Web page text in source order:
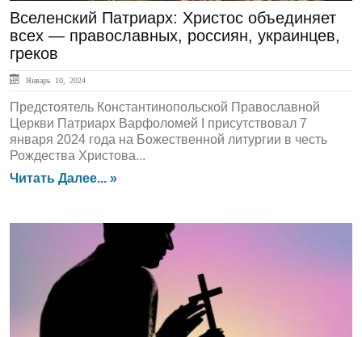
Вселенский Патриарх: Христос объединяет
всех — православных, россиян, украинцев,
греков
Январь 10, 2024
Предстоятель Константинопольской Православной
Церкви Патриарх Варфоломей I присутствовал 7
января 2024 года на Божественной литургии в честь
Рождества Христова...
Читать Далее... »
ЛЕНТА НОВОСТЕЙ